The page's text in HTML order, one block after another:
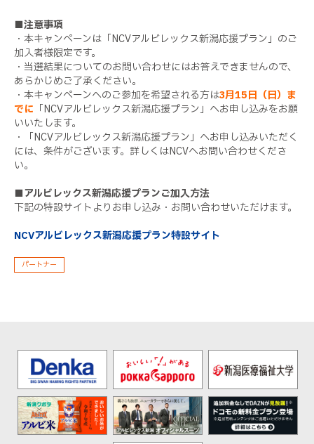
■注意事項
・本キャンペーンは「NCVアルビレックス新潟応援プラン」のご
加入者様限定です。
・当選結果についてのお問い合わせにはお答えできませんので、
あらかじめご了承ください。
・本キャンペーンへのご参加を希望される方は3月15日（日）ま
でに 「NCVアルビレックス新潟応援プラン」へお申し込みをお願
いいたします。
・「NCVアルビレックス新潟応援プラン」へお申し込みいただく
には、条件がございます。詳しくはNCVへお問い合わせくださ
い。
■アルビレックス新潟応援プランご加入方法
下記の特設サイトよりお申し込み・お問い合わせいただけます。
NCVアルビレックス新潟応援プラン特設サイト
パートナー